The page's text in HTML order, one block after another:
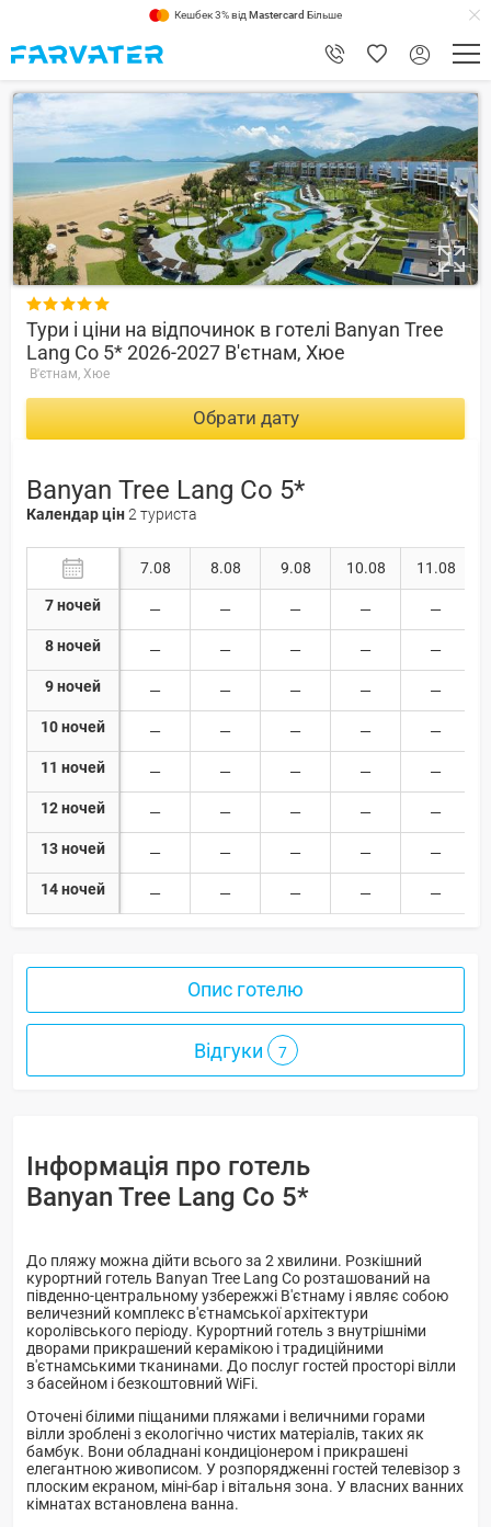
Кешбек 3% від Mastercard Більше
9.2

Тури і ціни на відпочинок в готелі Banyan Tree
Lang Co 5* 2026-2027 В'єтнам, Хюе
В'єтнам, Хюе
Обрати дату
Banyan Tree Lang Co 5*
Календар цін2 туриста
7 ночей
8 ночей
9 ночей
10 ночей
11 ночей
12 ночей
13 ночей
14 ночей
7.08 8.08 9.08 10.08 11.08
Опис готелю
Відгуки 7
Інформація про готель
Banyan Tree Lang Co 5*
До пляжу можна дійти всього за 2 хвилини. Розкішний
курортний готель Banyan Tree Lang Co розташований на
південно-центральному узбережжі В'єтнаму і являє собою
величезний комплекс в'єтнамської архітектури
королівського періоду. Курортний готель з внутрішніми
дворами прикрашений керамікою і традиційними
в'єтнамськими тканинами. До послуг гостей просторі вілли
з басейном і безкоштовний WiFi.
Оточені білими піщаними пляжами і величними горами
вілли зроблені з екологічно чистих матеріалів, таких як
бамбук. Вони обладнані кондиціонером і прикрашені
елегантною живописом. У розпорядженні гостей телевізор з
плоским екраном, міні-бар і вітальня зона. У власних ванних
кімнатах встановлена ванна.